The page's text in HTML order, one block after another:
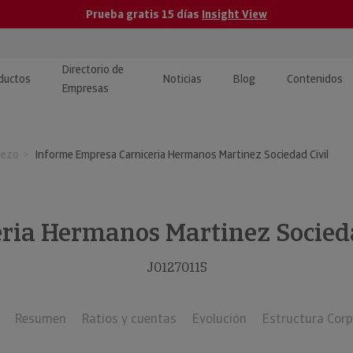
Prueba gratis 15 días Insight View
y ERP
Directorio de
Empresas
Noticias Blog Contenidos
y tutoriales
Investigada
Informe Empresa Carniceria Hermanos Martinez Sociedad Civil
Hermanos Martinez
J01270115
Resumen Ratios y cuentas Evolución Estructura